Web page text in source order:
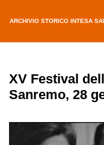
ARCHIVIO STORICO INTESA
XV Festival
Sanremo, 28